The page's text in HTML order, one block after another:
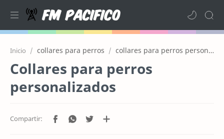
Inicio collares para perros collares para perros personalizados
Collares para perros
personalizados